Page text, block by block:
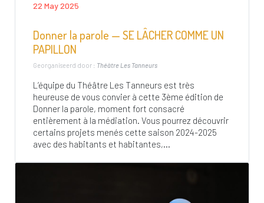
22 May 2025
Donner la parole — SE LÂCHER COMME UN
PAPILLON
Georganiseerd door : Théâtre Les Tanneurs
L’équipe du Théâtre Les Tanneurs est très
heureuse de vous convier à cette 3ème édition de
Donner la parole, moment fort consacré
entièrement à la médiation. Vous pourrez découvrir
certains projets menés cette saison 2024-2025
avec des habitants et habitantes,...